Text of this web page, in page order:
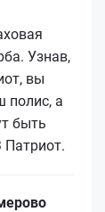
Узнав,
вы
полис, а
быть